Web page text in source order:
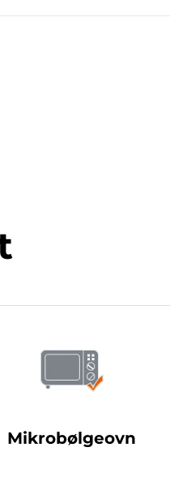
Mikrobølgeovn